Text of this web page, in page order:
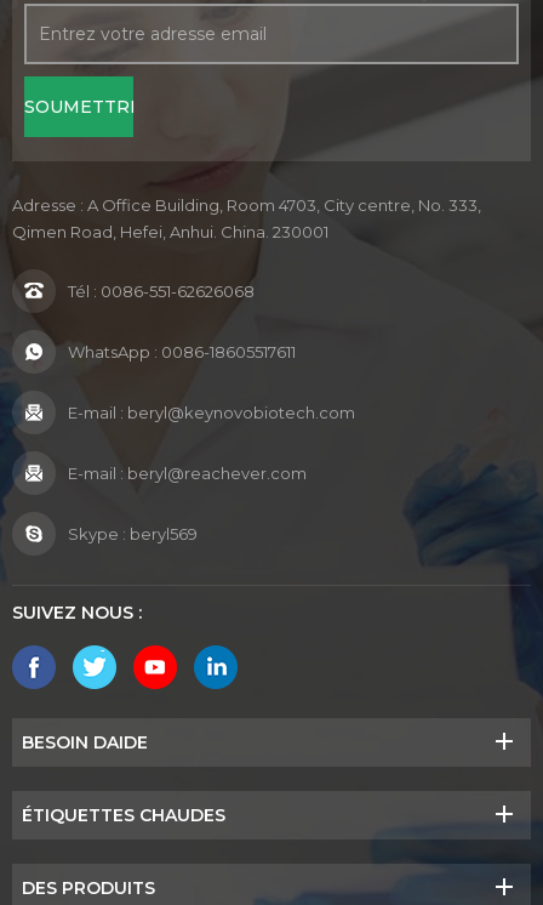
Adresse : A Office Building, Room 4703, City centre, No. 333,
Qimen Road, Hefei, Anhui. China. 230001
Tél : 0086-551-62626068
WhatsApp : 0086-18605517611
E-mail : beryl@keynovobiotech.com
E-mail : beryl@reachever.com
Skype : beryl569
SUIVEZ NOUS :
BESOIN DAIDE
ÉTIQUETTES CHAUDES
DES PRODUITS